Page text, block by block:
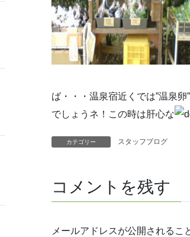
ば・・・温泉宿近くでは”温泉
でしょうネ！この時は肝心な
カテゴリー スタッフブログ
コメントを残す
メールアドレスが公開されるこ